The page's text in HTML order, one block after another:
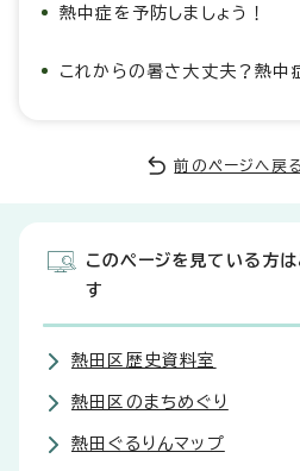
熱中症を予防しましょう！
これからの暑さ大丈夫？熱中
前のページへ戻る
このページを見ている方
す
熱田区歴史資料室
熱田区のまちめぐり
熱田ぐるりんマップ